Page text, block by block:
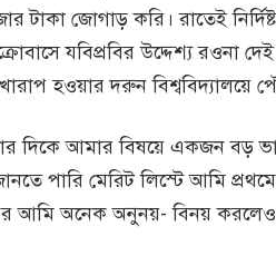
টাকা জোগাড় করি। রাতেই
যবিপ্রবির উদ্দেশ্য রওনা
খারাপ হওয়ার দরুন
দিকে আমার বিষয়ে একজন বড়
পারি মেরিট লিস্টে আমি প্রথমে
আমি অনেক অনুনয়- বিনয় করলেও